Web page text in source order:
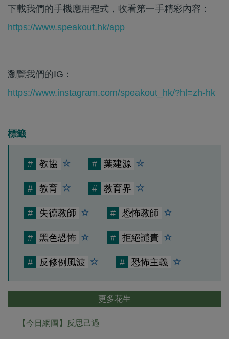
下載我們的手機應用程式，收看第一手精彩內容：
https://www.speakout.hk/app
瀏覽我們的IG：
https://www.instagram.com/speakout_hk/?hl=zh-hk
標籤
# 教協 # 葉建源
# 教育 # 教育界
# 失德教師 # 恐怖教師
# 黑色恐怖 # 拒絕譴責
# 反修例風波 # 恐怖主義
更多花生
【今日網圖】反思己過